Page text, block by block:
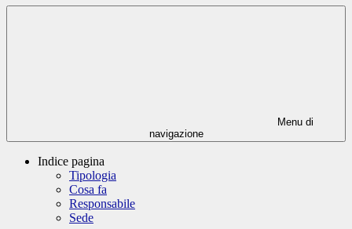
Menu di
navigazione
Indice pagina
Tipologia
Cosa fa
Responsabile
Sede